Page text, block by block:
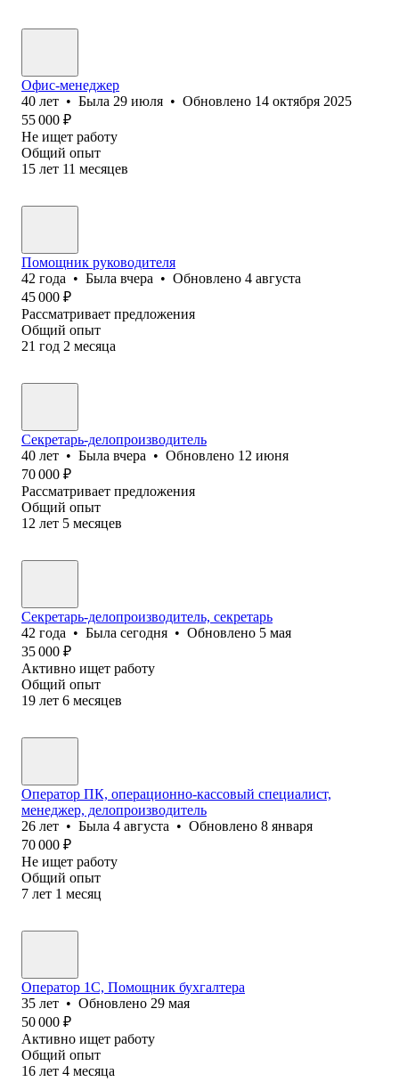
Офис-менеджер
40 лет • Была 29 июля • Обновлено 14 октября 2025
55 000 ₽
Не ищет работу
Общий опыт
15 лет 11 месяцев
Помощник руководителя
42 года • Была вчера • Обновлено 4 августа
45 000 ₽
Рассматривает предложения
Общий опыт
21 год 2 месяца
Секретарь-делопроизводитель
40 лет • Была вчера • Обновлено 12 июня
70 000 ₽
Рассматривает предложения
Общий опыт
12 лет 5 месяцев
Секретарь-делопроизводитель, секретарь
42 года • Была сегодня • Обновлено 5 мая
35 000 ₽
Активно ищет работу
Общий опыт
19 лет 6 месяцев
Оператор ПК, операционно-кассовый специалист,
менеджер, делопроизводитель
26 лет • Была 4 августа • Обновлено 8 января
70 000 ₽
Не ищет работу
Общий опыт
7 лет 1 месяц
Оператор 1С, Помощник бухгалтера
35 лет • Обновлено 29 мая
50 000 ₽
Активно ищет работу
Общий опыт
16 лет 4 месяца